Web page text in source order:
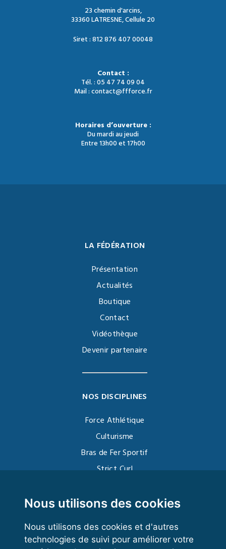
Nous utilisons des cookies
Nous utilisons des cookies et d'autres
technologies de suivi pour améliorer votre
23 chemin d'arcins,
33360 LATRESNE, Cellule 20
Siret : 812 876 407 00048
Contact :
Tél. : 05 47 74 09 04
Mail : contact@ffforce.fr
Horaires d’ouverture :
Du mardi au jeudi
Entre 13h00 et 17h00
LA FÉDÉRATION
Présentation
Actualités
Boutique
Contact
Vidéothèque
Devenir partenaire
NOS DISCIPLINES
Force Athlétique
Culturisme
Bras de Fer Sportif
Strict Curl
Kettlebell